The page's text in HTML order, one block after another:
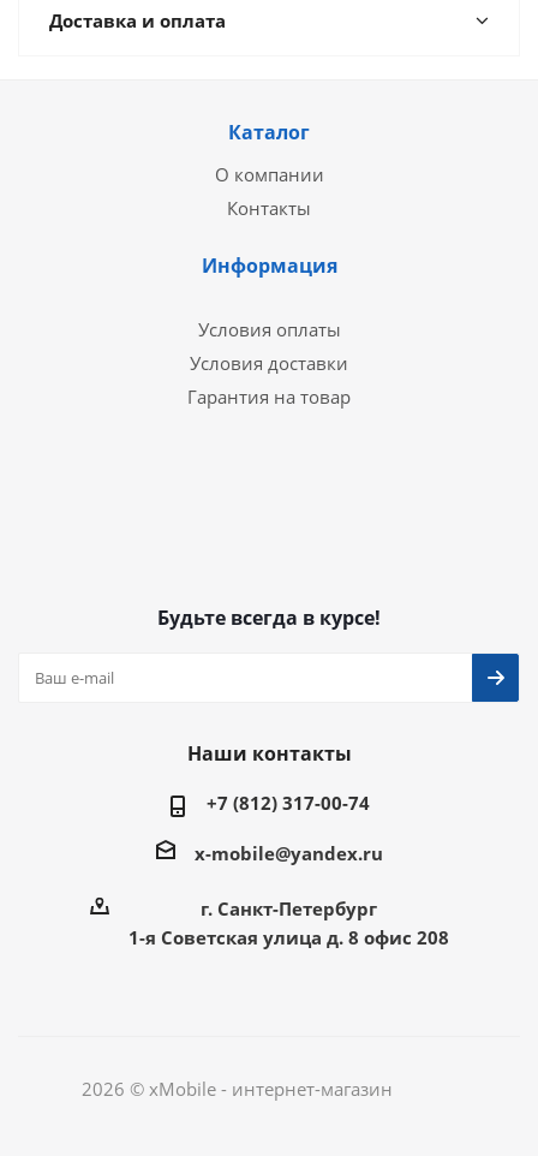
Доставка и оплата
Каталог
О компании
Контакты
Информация
Условия оплаты
Условия доставки
Гарантия на товар
Будьте всегда в курсе!
Наши контакты
+7 (812) 317-00-74
x-mobile@yandex.ru
г. Санкт-Петербург
1-я Советская улица д. 8 офис 208
2026 © xMobile - интернет-магазин